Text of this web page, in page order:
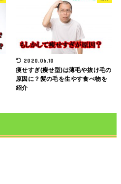
2020.06.10
痩せすぎ(痩せ型)は薄毛や抜け毛の
原因に？髪の毛を生やす食べ物を
紹介